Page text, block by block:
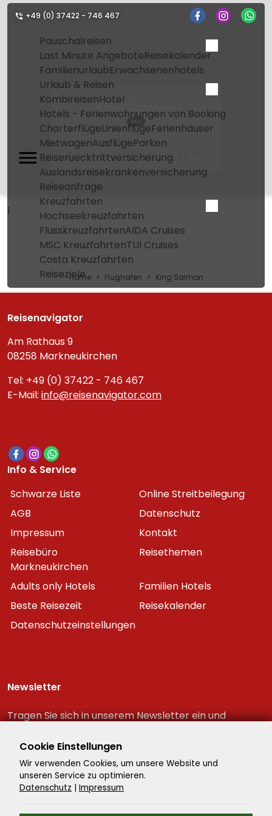
+49 (0) 37422 - 746 467
Pauschalreisen
Last Minute AngeboteReisekalender
FamilienurlaubErwachsenenhotels
Urlaub & Reisen
KombireisenHotel
Hotels - Ferienwohnungen von Booking
CharterflügeLinienflügeFerienhäuser
MietwagenAusflügeParken
Reiseruecktrittversicherung
Auslandsreisekrankenversicherung
Reiseanfrage
Kreuzfahrten
Hochseekreuzfahrten
FlusskreuzfahrtenAIDA Cruises
MSC KreuzfahrtenTUI Cruises
Costa Kreuzfahrten
Reiseziele
King Salmon
AKN
Home Flughafen King Salmon
1
Home Flughafen King Salmon
Reisenavigator
Am Rathaus 9
08258 Markneukirchen
Tel: +49 (0) 37422 - 746 467
E-Mail: info@reisenavigator.com
Info & Service
Schwarze Liste
Online Streitbeilegung
AGB
Datenschutz
Impressum
Kontakt
Reisebüro
Markneukirchen
Reisethemen
Adults only Hotels
Familien Hotels
Beste Reisezeit
Reisekalender
Datenschutzeinstellungen
Newsletter
Tragen Sie sich in unserem Newsletter ein und
Reiseschnäppchen!
Cookie Einstellungen
Wir verwenden Cookies, um unsere Website und
unseren Service zu optimieren.
Datenschutz | Impressum